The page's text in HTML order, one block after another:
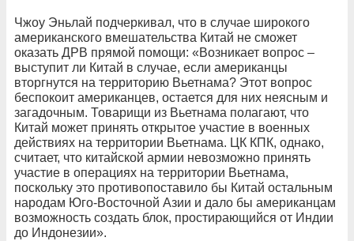
Чжоу Эньлай подчеркивал, что в случае широкого
американского вмешательства Китай не сможет
оказать ДРВ прямой помощи: «Возникает вопрос –
выступит ли Китай в случае, если американцы
вторгнутся на территорию Вьетнама? Этот вопрос
беспокоит американцев, остается для них неясным и
загадочным. Товарищи из Вьетнама полагают, что
Китай может принять открытое участие в военных
действиях на территории Вьетнама. ЦК КПК, однако,
считает, что китайской армии невозможно принять
участие в операциях на территории Вьетнама,
поскольку это противопоставило бы Китай остальным
народам Юго-Восточной Азии и дало бы американцам
возможность создать блок, простирающийся от Индии
до Индонезии».